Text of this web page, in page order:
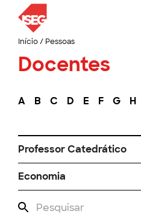
Início/ Pessoas
Docentes
A B C D E F G H
Professor Catedrático
Economia